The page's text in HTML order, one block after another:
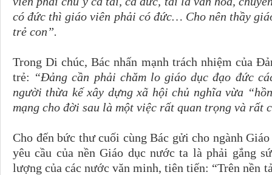
có đức thì giáo viên phải có đức… Cho nên thầy
trẻ con”.
Trong Di chúc, Bác nhấn mạnh trách nhiệm của
trẻ: “Ðảng cần phải chăm lo giáo dục đạo đức
người thừa kế xây dựng xã hội chủ nghĩa vừa
mạng cho đời sau là một việc rất quan trọng và rất
Cho đến bức thư cuối cùng Bác gửi cho ngành
yêu cầu của nền Giáo dục nước ta là phải gắng
lượng của các nước văn minh, tiên tiến: “Trên nền